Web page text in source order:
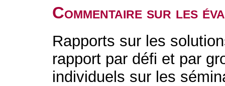
Commentaire sur les
Rapports sur les
rapport par défi et par
individuels sur les